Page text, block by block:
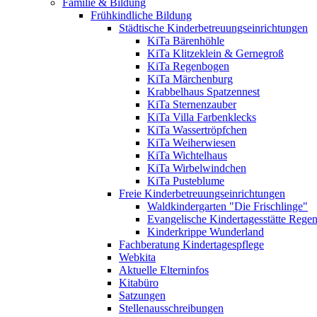
Familie & Bildung
Frühkindliche Bildung
Städtische Kinderbetreuungseinrichtungen
KiTa Bärenhöhle
KiTa Klitzeklein & Gernegroß
KiTa Regenbogen
KiTa Märchenburg
Krabbelhaus Spatzennest
KiTa Sternenzauber
KiTa Villa Farbenklecks
KiTa Wassertröpfchen
KiTa Weiherwiesen
KiTa Wichtelhaus
KiTa Wirbelwindchen
KiTa Pusteblume
Freie Kinderbetreuungseinrichtungen
Waldkindergarten "Die Frischlinge"
Evangelische Kindertagesstätte
Kinderkrippe Wunderland
Fachberatung Kindertagespflege
Webkita
Aktuelle Elterninfos
Kitabüro
Satzungen
Stellenausschreibungen